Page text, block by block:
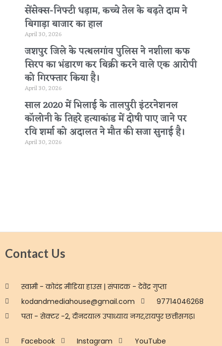
सेंसेक्स-निफ्टी धड़ाम, कच्चे तेल के बढ़ते दाम ने
बिगाड़ा बाजार का हाल
April 30, 2026
जशपुर जिले के पत्थलगांव पुलिस ने नशीला कफ
सिरप का भंडारण कर बिक्री करने वाले एक आरोपी
को गिरफ्तार किया है।
April 30, 2026
साल 2020 में भिलाई के तालपुरी इंटरनेशनल
कॉलोनी के तिहरे हत्याकांड में दोषी पाए जाने पर
रवि शर्मा को अदालत ने मौत की सजा सुनाई है।
April 30, 2026
Contact Us
स्वामी - कोदंड मीडिया हाउस | संपादक - देवेंद्र गुप्ता
kodandmediahouse@gmail.com
97714046268
पता - सेक्टर -2, दीनदयाल उपाध्याय नगर,रायपुर छत्तीसगढ़।
Facebook Instagram YouTube